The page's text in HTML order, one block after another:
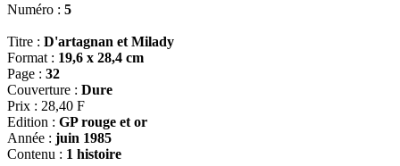
Numéro : 5
Titre : D'artagnan et Milady
Format : 19,6 x 28,4 cm
Page : 32
Couverture : Dure
Prix : 28,40 F
Edition : GP rouge et or
Année : juin 1985
Contenu : 1 histoire